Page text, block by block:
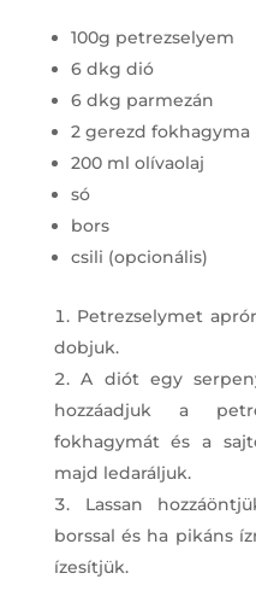
100g petrezselyem
6 dkg dió
6 dkg parmezán
2 gerezd fokhagyma
200 ml olívaolaj
só
bors
csili (opcionális)
Petrezselymet
dobjuk.
A diót egy
hozzáadjuk a
fokhagymát és a
majd ledaráljuk.
Lassan
borssal és ha pikáns
ízesítjük.